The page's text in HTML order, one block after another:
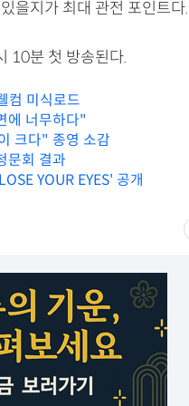
을지가 최대 관전 포인트다.
10분 첫 방송된다.
컴 미식로드
에 너무하다"
크다" 종영 소감
문회 결과
YOUR EYES' 공개